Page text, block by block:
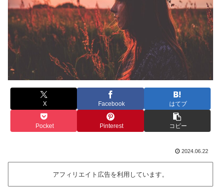
X Facebook はてブ
Pocket Pinterest コピー
2024.06.22
アフィリエイト広告を利用しています。